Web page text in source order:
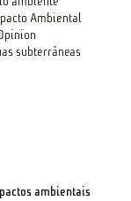
Ambiental
subterrâneas
ambientais